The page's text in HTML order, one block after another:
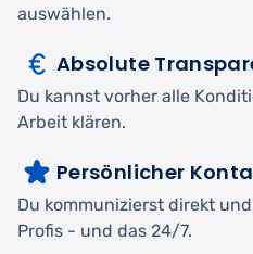
auswählen.
Absolute
Du kannst vorher alle
Arbeit klären.
Persönlicher
Du kommunizierst direkt
Profis - und das 24/7.